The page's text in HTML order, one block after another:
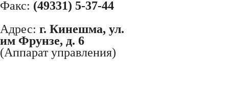
Факс: (49331) 5-37-44
Адрес: г. Кинешма, ул.
им Фрунзе, д. 6
(Аппарат управления)